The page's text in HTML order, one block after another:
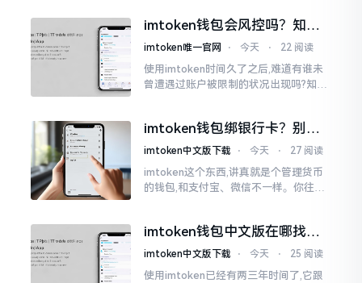
试。随后予以明晰
imtoken钱包会风控吗？知乎
上的说法靠不靠谱，老币民告
imtoken唯一官网 ⋅ 今天 ⋅ 22 阅读
使用imtoken时间久了之后,难道有谁未
曾遭遇过账户被限制的状况出现吗?知乎
制。
imtoken钱包绑银行卡？别折
腾了，真相是这样的
imtoken中文版下载 ⋅ 今天 ⋅ 27 阅读
imtoken这个东西,讲真就是个管理货币
的钱包,和支付宝、微信不一样。你往里
imtoken钱包中文版在哪找？
老手教你避坑
imtoken中文版下载 ⋅ 今天 ⋅ 25 阅读
使用imtoken已经有两三年时间了,它跟